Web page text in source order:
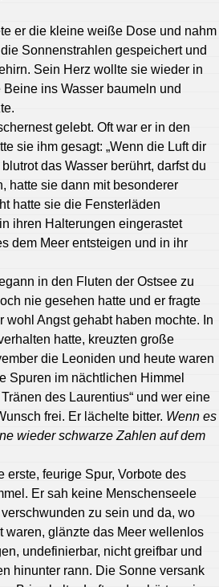
er die kleine weiße Dose und nahm
Sonnenstrahlen gespeichert und
Sein Herz wollte sie wieder in
ins Wasser baumeln und
gelebt. Oft war er in den
sie ihm gesagt: „Wenn die Luft dir
das Wasser berührt, darfst du
hatte sie dann mit besonderer
hatte sie die Fensterläden
ihren Halterungen eingerastet
dem Meer entsteigen und in ihr
in den Fluten der Ostsee zu
nie gesehen hatte und er fragte
Angst gehabt haben mochte. In
hatte, kreuzten große
die Leoniden und heute waren
Spuren im nächtlichen Himmel
des Laurentius“ und wer eine
frei. Er lächelte bitter. Wenn es
wieder schwarze Zahlen auf dem
feurige Spur, Vorbote des
Er sah keine Menschenseele
zu sein und da, wo
waren, glänzte das Meer wellenlos
undefinierbar, nicht greifbar und
hinunter rann. Die Sonne versank